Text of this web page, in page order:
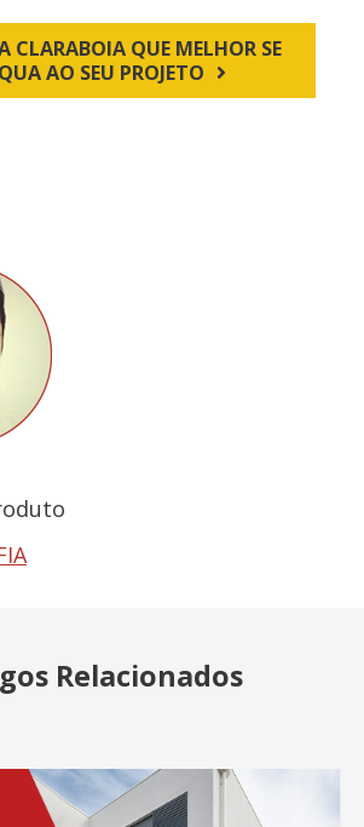
CLARABOIA QUE MELHOR SE
AO SEU PROJETO
Relacionados